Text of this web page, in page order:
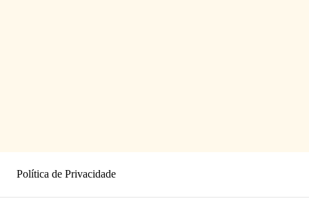
Política de Privacidade